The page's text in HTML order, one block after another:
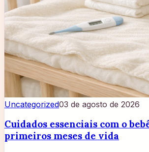
Uncategorized03 de agosto de 2026
Cuidados essenciais com o
primeiros meses de vida